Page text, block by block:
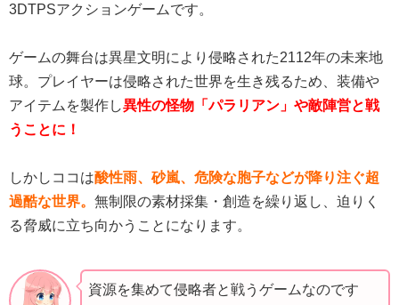
3DTPSアクションゲームです。
ゲームの舞台は異星文明により侵略された2112年の未来地
球。プレイヤーは侵略された世界を生き残るため、装備や
アイテムを製作し異性の怪物「パラリアン」や敵陣営と戦
うことに！
しかしココは酸性雨、砂嵐、危険な胞子などが降り注ぐ超
過酷な世界。 無制限の素材採集・創造を繰り返し、迫りく
る脅威に立ち向かうことになります。
資源を集めて侵略者と戦うゲームなのです